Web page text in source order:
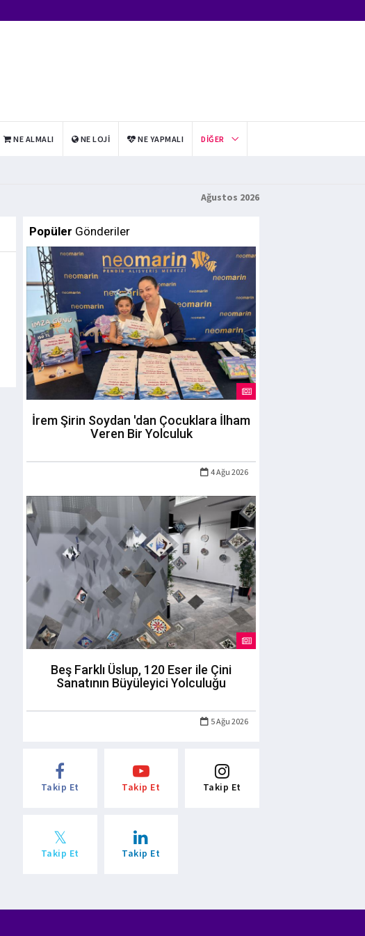
NE ALMALI NE LOJI NE YAPMALI DIĞER
Ağustos 2026
Popüler Gönderiler
İrem Şirin Soydan 'dan Çocuklara İlham
Veren Bir Yolculuk
4 Ağu 2026
Beş Farklı Üslup, 120 Eser ile Çini
Sanatının Büyüleyici Yolculuğu
5 Ağu 2026
Takip Et Takip Et Takip Et
Takip Et Takip Et